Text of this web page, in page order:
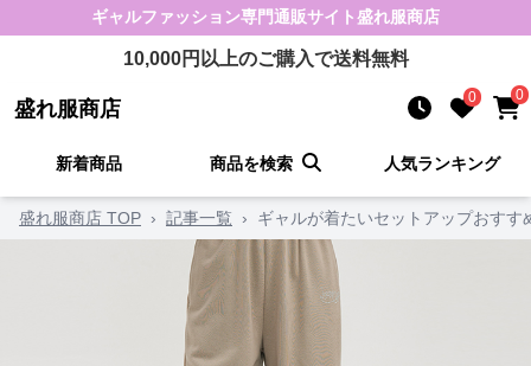
ギャルファッション専門通販サイト盛れ服商店
10,000円以上のご購入で送料無料
盛れ服商店 0 0
新着商品 商品を検索 人気ランキング
盛れ服商店 TOP › 記事一覧 › ギャルが着たいセットアップおすす